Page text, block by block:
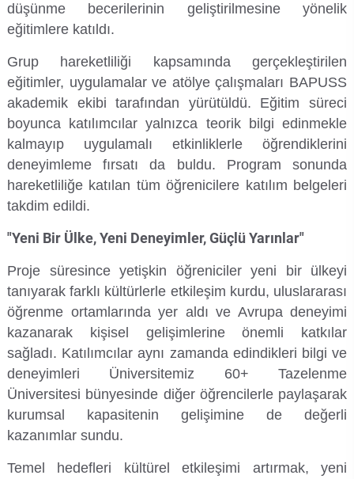
düşünme becerilerinin geliştirilmesine yönelik
eğitimlere katıldı.
Grup hareketliliği kapsamında gerçekleştirilen
eğitimler, uygulamalar ve atölye çalışmaları BAPUSS
akademik ekibi tarafından yürütüldü. Eğitim süreci
boyunca katılımcılar yalnızca teorik bilgi edinmekle
kalmayıp uygulamalı etkinliklerle öğrendiklerini
deneyimleme fırsatı da buldu. Program sonunda
hareketliliğe katılan tüm öğrenicilere katılım belgeleri
takdim edildi.
"Yeni Bir Ülke, Yeni Deneyimler, Güçlü Yarınlar"
Proje süresince yetişkin öğreniciler yeni bir ülkeyi
tanıyarak farklı kültürlerle etkileşim kurdu, uluslararası
öğrenme ortamlarında yer aldı ve Avrupa deneyimi
kazanarak kişisel gelişimlerine önemli katkılar
sağladı. Katılımcılar aynı zamanda edindikleri bilgi ve
deneyimleri Üniversitemiz 60+ Tazelenme
Üniversitesi bünyesinde diğer öğrencilerle paylaşarak
kurumsal kapasitenin gelişimine de değerli
kazanımlar sundu.
Temel hedefleri kültürel etkileşimi artırmak, yeni
Nevit Kodallı Oda Müziği Uygulama ve Araştırma Merkezi
Nükleer Bilimler Uygulama ve Araştırma Merkezi
Ölçme ve Değerlendirme Uygulama ve Araştırma Merkezi
Özel Yetenekliler Eğitimi Uygulama ve Araştırma Merkezi
Restorasyon ve Koruma Merkezi
Sürdürülebilir Çevre Uygulama ve Araştırma Merkezi
Sürekli Eğitim Uygulama ve Araştırma Merkezi
Turizm Uygulama ve Araştırma Merkezi
Türkçe Öğretimi Uygulama ve Araştırma Merkezi
Uzaktan Eğitim Uygulama ve Araştırma Merkezi